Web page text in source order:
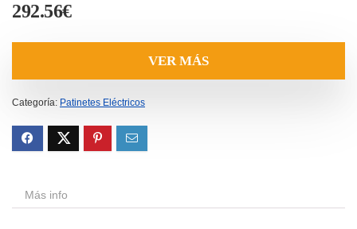
292.56€
VER MÁS
Categoría: Patinetes Eléctricos
Más info